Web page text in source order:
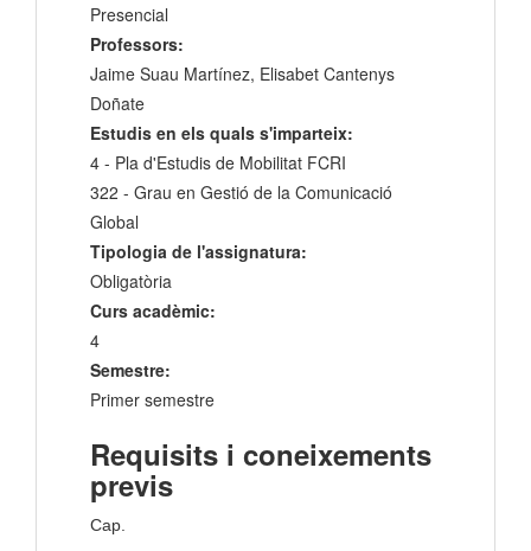
Presencial
Professors:
Jaime Suau Martínez, Elisabet Cantenys
Doñate
Estudis en els quals s'imparteix:
4 - Pla d'Estudis de Mobilitat FCRI
322 - Grau en Gestió de la Comunicació
Global
Tipologia de l'assignatura:
Obligatòria
Curs acadèmic:
4
Semestre:
Primer semestre
Requisits i coneixements
previs
Cap.